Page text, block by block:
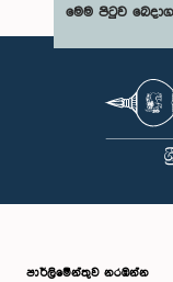
මෙම පිටුව
පාර්ලි‌මේන්තුව නරඹන්න